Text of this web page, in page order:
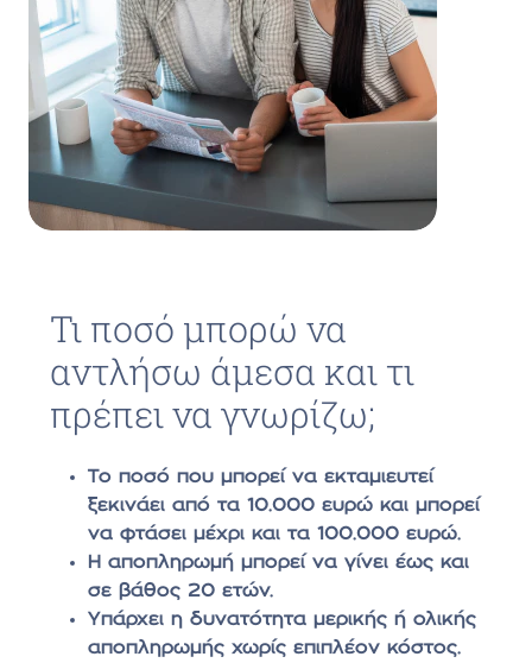
Τι ποσό μπορώ να
αντλήσω άμεσα και τι
πρέπει να γνωρίζω;
Το ποσό που μπορεί να εκταμιευτεί
ξεκινάει από τα 10.000 ευρώ και μπορεί
να φτάσει μέχρι και τα 100.000 ευρώ.
Η αποπληρωμή μπορεί να γίνει έως και
σε βάθος 20 ετών.
Υπάρχει η δυνατότητα μερικής ή ολικής
αποπληρωμής χωρίς επιπλέον κόστος.